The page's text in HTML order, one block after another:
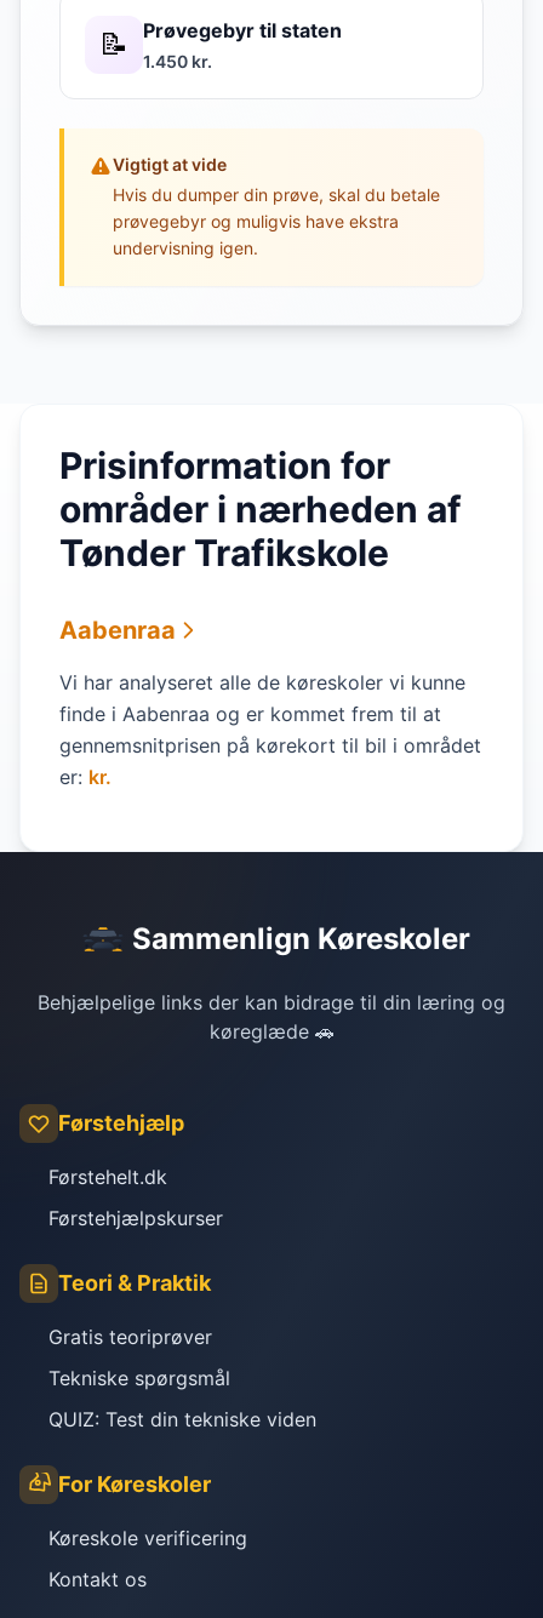
📝 Prøvegebyr til staten
1.450 kr.
Vigtigt at vide
Hvis du dumper din prøve, skal du betale
prøvegebyr og muligvis have ekstra
undervisning igen.
Prisinformation for
områder i nærheden af
Tønder Trafikskole
Aabenraa
Vi har analyseret alle de køreskoler vi kunne
finde i Aabenraa og er kommet frem til at
gennemsnitprisen på kørekort til bil i området
er: kr.
Sammenlign Køreskoler
Behjælpelige links der kan bidrage til din læring og
køreglæde 🚗
Førstehjælp
Førstehelt.dk
Førstehjælpskurser
Teori & Praktik
Gratis teoriprøver
Tekniske spørgsmål
QUIZ: Test din tekniske viden
For Køreskoler
Køreskole verificering
Kontakt os